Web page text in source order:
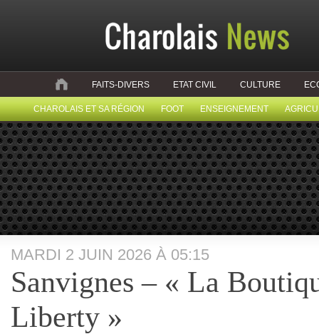
FAITS-DIVERS ETAT CIVIL CULTURE
CHAROLAIS ET SA RÉGION FOOT ENSEIGNEMENT
MARDI 2 JUIN 2026 À 05:15
Sanvignes – « La
Liberty »